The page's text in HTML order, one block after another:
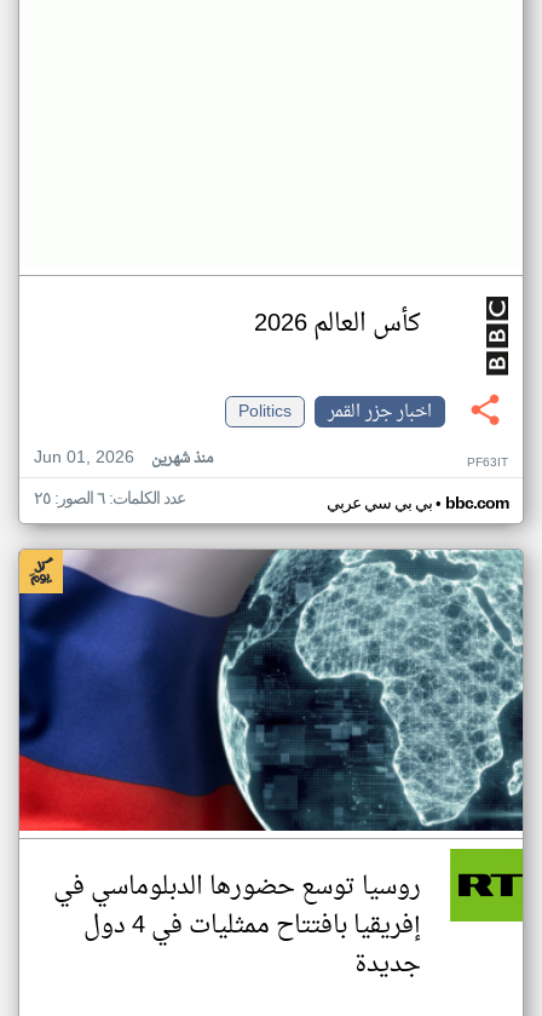
كأس العالم 2026
اخبار جزر القمر
Politics
Jun 01, 2026
منذ شهرين PF63IT
بي بي سي عربي• bbc.com عدد الكلمات: ٦ الصور: ٢٥
روسيا توسع حضورها الدبلوماسي في
إفريقيا بافتتاح ممثليات في 4 دول
جديدة